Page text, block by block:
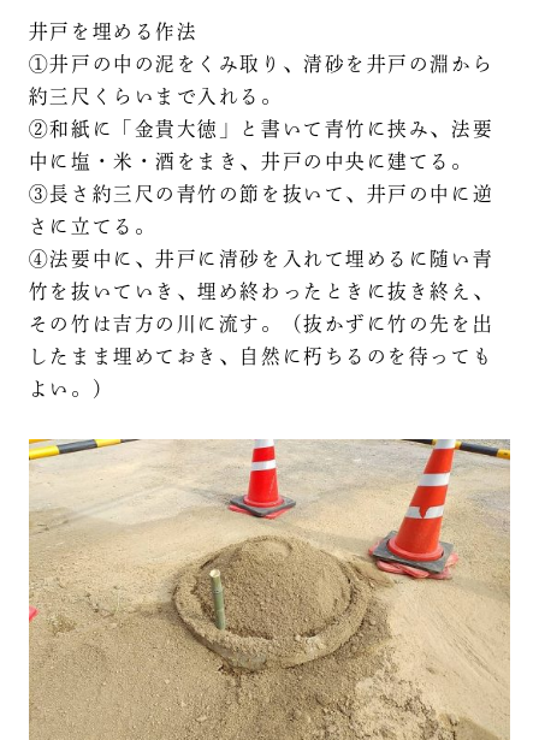
井戸を埋める作法
①井戸の中の泥をくみ取り、清砂を井戸の淵から
約三尺くらいまで入れる。
②和紙に「金貴大徳」と書いて青竹に挟み、法要
中に塩・米・酒をまき、井戸の中央に建てる。
③長さ約三尺の青竹の節を抜いて、井戸の中に逆
さに立てる。
④法要中に、井戸に清砂を入れて埋めるに随い青
竹を抜いていき、埋め終わったときに抜き終え、
その竹は吉方の川に流す。（抜かずに竹の先を出
したまま埋めておき、自然に朽ちるのを待っても
よい。）